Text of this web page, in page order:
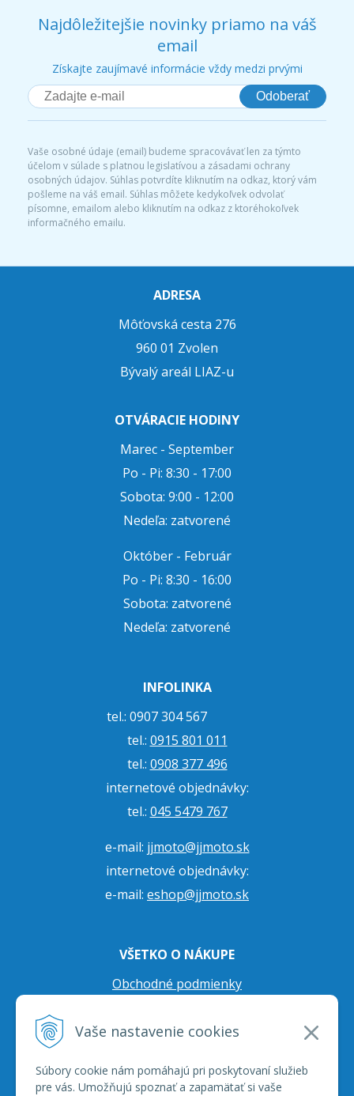
Vaše nastavenie cookies
Súbory cookie nám pomáhajú pri poskytovaní služieb
pre vás. Umožňujú spoznať a zapamätať si vaše
Najdôležitejšie novinky priamo na váš
email
Získajte zaujímavé informácie vždy medzi prvými
Odoberať
Vaše osobné údaje (email) budeme spracovávať len za týmto
účelom v súlade s platnou legislatívou a zásadami ochrany
osobných údajov. Súhlas potvrdíte kliknutím na odkaz, ktorý vám
pošleme na váš email. Súhlas môžete kedykoľvek odvolať
písomne, emailom alebo kliknutím na odkaz z ktoréhokoľvek
informačného emailu.
ADRESA
Môťovská cesta 276
960 01 Zvolen
Bývalý areál LIAZ-u
OTVÁRACIE HODINY
Marec - September
Po - Pi: 8:30 - 17:00
Sobota: 9:00 - 12:00
Nedeľa: zatvorené
Október - Február
Po - Pi: 8:30 - 16:00
Sobota: zatvorené
Nedeľa: zatvorené
INFOLINKA
tel.: 0907 304 567
tel.: 0915 801 011
tel.: 0908 377 496
internetové objednávky:
tel.: 045 5479 767
e-mail: jjmoto@jjmoto.sk
internetové objednávky:
e-mail: eshop@jjmoto.sk
VŠETKO O NÁKUPE
Obchodné podmienky
Prepravné podmienky